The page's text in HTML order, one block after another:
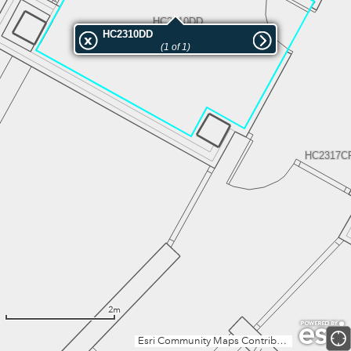
HC2310DD
Esri Community Maps Contributors, Institut Cartogràfic Valencià, Dirección General de Catastro, Instituto Geográfico Nacional, Esri, TomTom, Garmin, GeoTechnologies, Inc, METI/NASA, USGS
HC2310DD
(1 of 1)
2m